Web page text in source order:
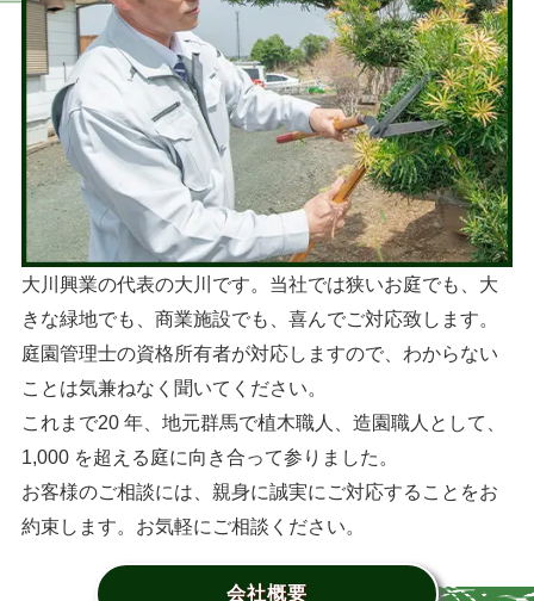
大川興業の代表の大川です。当社では狭いお庭でも、大
きな緑地でも、商業施設でも、喜んでご対応致します。
庭園管理士の資格所有者が対応しますので、わからない
ことは気兼ねなく聞いてください。
これまで20 年、地元群馬で植木職人、造園職人として、
1,000 を超える庭に向き合って参りました。
お客様のご相談には、親身に誠実にご対応することをお
約束します。お気軽にご相談ください。
会社概要